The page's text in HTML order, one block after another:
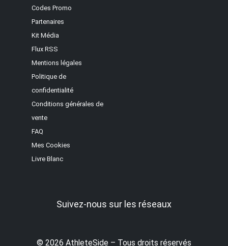
Codes Promo
Partenaires
Kit Média
Flux RSS
Mentions légales
Politique de
confidentialité
Conditions générales de
vente
FAQ
Mes Cookies
Livre Blanc
Suivez-nous sur les réseaux
© 2026 AthleteSide – Tous droits réservés